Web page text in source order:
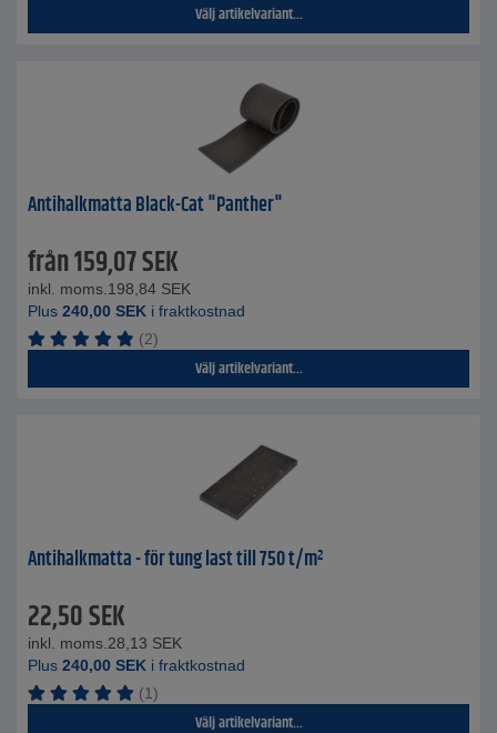
Välj artikelvariant...
Antihalkmatta Black-Cat "Panther"
från159,07SEK
inkl. moms. 198,84 SEK
Plus 240,00 SEK i fraktkostnad
(2)
Välj artikelvariant...
Antihalkmatta - för tung last till 750 t/m²
22,50SEK
inkl. moms. 28,13 SEK
Plus 240,00 SEK i fraktkostnad
(1)
Välj artikelvariant...